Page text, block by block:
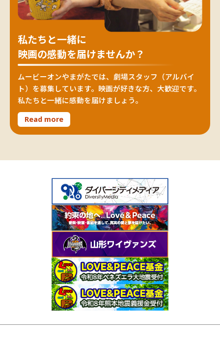
私たちと一緒に
映画の感動を届けませんか？
ムービーオンやまがたでは、劇場スタッフ（アルバイ
ト）を募集しています。映画が好きな方、大歓迎です。
私たちと一緒に感動を届けましょう。
Read more